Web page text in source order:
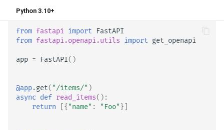
Python 3.10+
from fastapi import
FastAPI
from fastapi.openapi.utils import get_openapi
app = FastAPI()
@app.get( "/items/" )
async def read_items():
return
[{ "name" : "Foo" }]